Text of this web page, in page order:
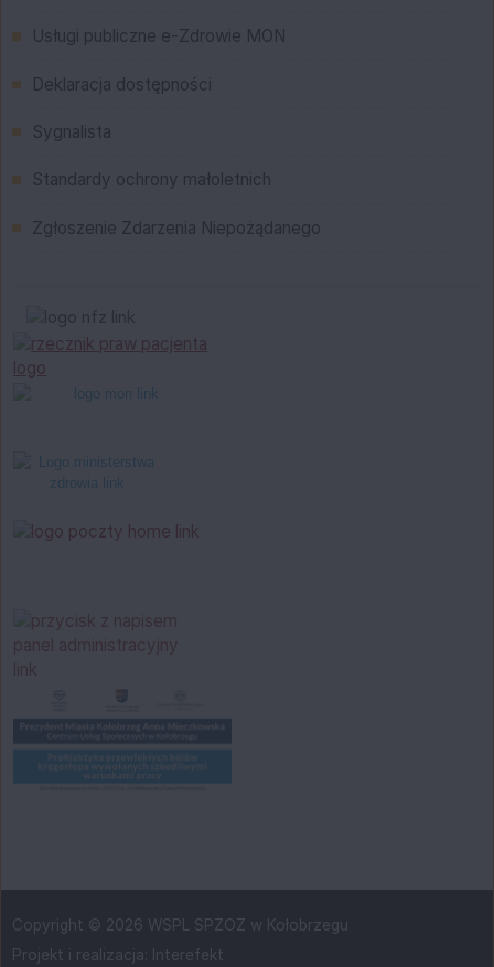
Usługi publiczne e-Zdrowie MON
Deklaracja dostępności
Sygnalista
Standardy ochrony małoletnich
Zgłoszenie Zdarzenia Niepożądanego
Copyright © 2026 WSPL SPZOZ w Kołobrzegu
Projekt i realizacja:
Interefekt